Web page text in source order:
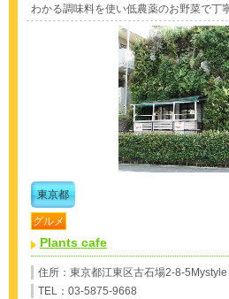
わかる調味料を使い低農薬のお野菜で丁
東京都
グルメ
Plants cafe
住所：東京都江東区古石場2-8-
TEL：03-5875-9668